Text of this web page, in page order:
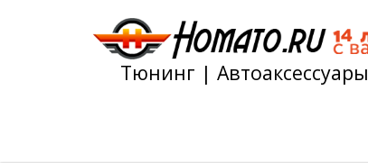
Тюнинг | Автоаксессуары